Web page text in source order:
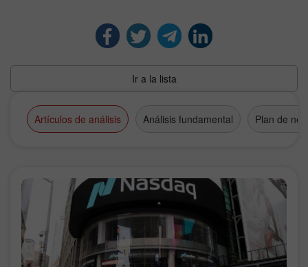
Ir a la lista
Artículos de análisis Análisis fundamental Plan de